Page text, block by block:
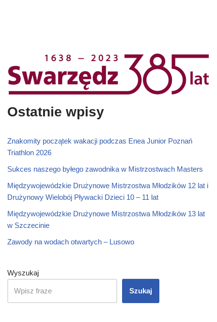
Ostatnie wpisy
Znakomity początek wakacji podczas Enea Junior Poznań
Triathlon 2026
Sukces naszego byłego zawodnika w Mistrzostwach Masters
Międzywojewódzkie Drużynowe Mistrzostwa Młodzików 12 lat i
Drużynowy Wielobój Pływacki Dzieci 10 – 11 lat
Międzywojewódzkie Drużynowe Mistrzostwa Młodzików 13 lat
w Szczecinie
Zawody na wodach otwartych – Lusowo
Wyszukaj
Szukaj